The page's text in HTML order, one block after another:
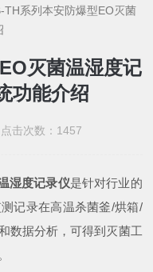
TH系列本安防爆型EO灭菌
灭菌温湿度记
功能介绍
击次数：1457
湿度记录仪是针对行业的
记录在高温杀菌釜/烘箱/
数据分析，可得到灭菌工